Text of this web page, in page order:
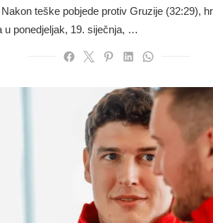
teške pobjede protiv Gruzije (32:29),
u ponedjeljak, 19. siječnja, …